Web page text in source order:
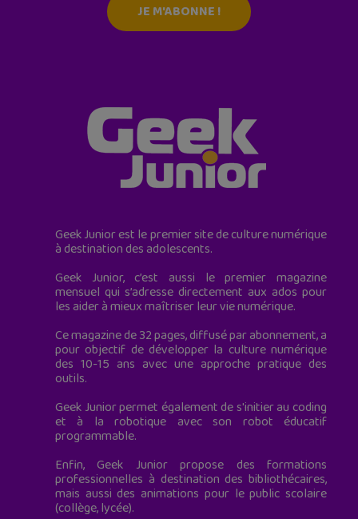
JE M'ABONNE !
Geek Junior est le premier site de culture numérique
à destination des adolescents.
Geek Junior, c’est aussi le premier magazine
mensuel qui s’adresse directement aux ados pour
les aider à mieux maîtriser leur vie numérique.
Ce magazine de 32 pages, diffusé par abonnement, a
pour objectif de développer la culture numérique
des 10-15 ans avec une approche pratique des
outils.
Geek Junior permet également de s'initier au coding
et à la robotique avec son robot éducatif
programmable.
Enfin, Geek Junior propose des formations
professionnelles à destination des bibliothécaires,
mais aussi des animations pour le public scolaire
(collège, lycée).